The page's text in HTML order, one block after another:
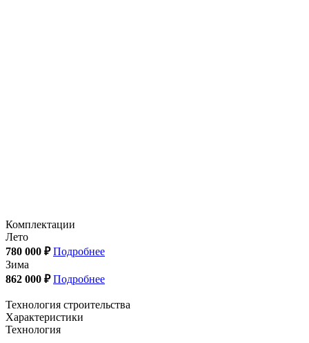
Комплектации
Лето
780 000 ₽ Подробнее
Зима
862 000 ₽ Подробнее
Технология строительства
Характеристики
Технология